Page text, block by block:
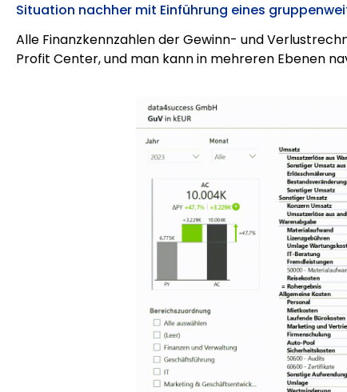
Situation nachher mit Einführung eines
Alle Finanzkennzahlen der Gewinn- und
Profit Center, und man kann in mehreren Ebenen